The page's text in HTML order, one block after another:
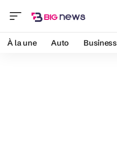
À la une Auto Business